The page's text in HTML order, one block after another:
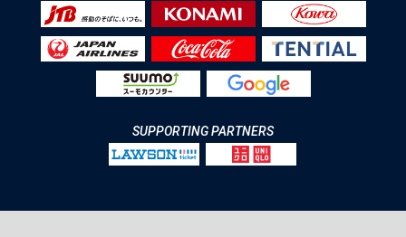
SUPPORTING PARTNERS